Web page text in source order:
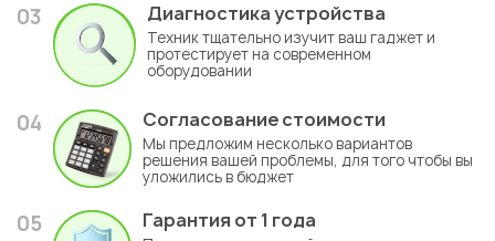
03 Диагностика устройства
Техник тщательно изучит ваш гаджет и
протестирует на современном
оборудовании
04 Согласование стоимости
Мы предложим несколько вариантов
решения вашей проблемы, для того чтобы вы
уложились в бюджет
05 Гарантия от 1 года